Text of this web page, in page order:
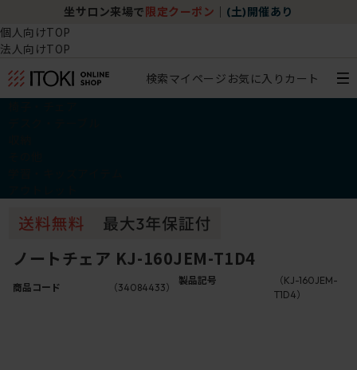
坐サロン来場で 限定クーポン (土)開催あり
個人向けTOP
法人向けTOP
検索マイページ お気に入り カート
ノートチェア KJ-160JEM-T1D4
商品コード （34084433）
製品記号
（KJ-160JEM-
T1D4）